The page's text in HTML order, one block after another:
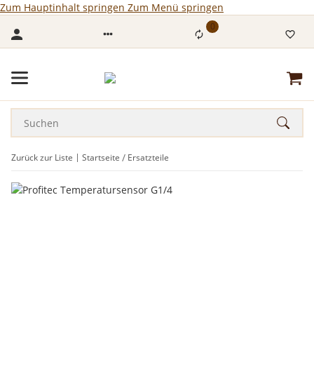
Zum Hauptinhalt springen Zum Menü springen
0
Zurück zur Liste Startseite Ersatzteile